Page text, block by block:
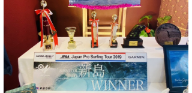
KOBU
KY
MIN
mitz